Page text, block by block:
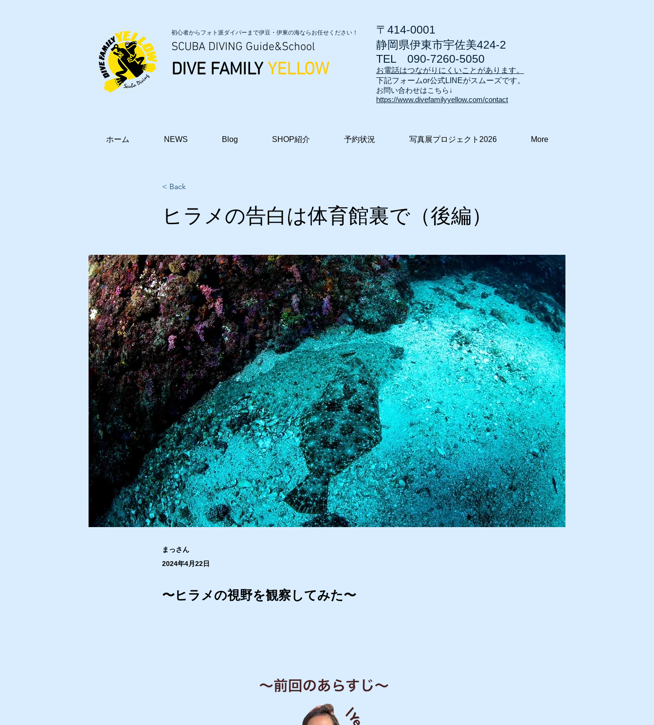
初心者からフォト派ダイバーまで伊豆・伊東の海ならお任せください！
SCUBA DIVING Guide&School
DIVE FAMILY YELLOW
〒414-0001
静岡県伊東市宇佐美424-2
TEL 090-7260-5050
お電話はつながりにくいことがあります。
​下記フォームor公式LINEがスムーズです。
お問い合わせはこちら↓
https://www.divefamilyyellow.com/contact
ホーム NEWS Blog SHOP紹介 予約状況 写真展プロジェクト2026 More
< Back
ヒラメの告白は体育館裏で（後編）
まっさん
2024年4月22日
〜ヒラメの視野を観察してみた〜